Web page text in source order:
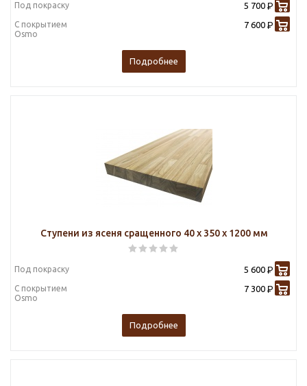
Под покраску 5 700 Р
С покрытием
Osmo
7 600 Р
Подробнее
Ступени из ясеня сращенного 40 х 350 х 1200 мм
Под покраску 5 600 Р
С покрытием
Osmo
7 300 Р
Подробнее